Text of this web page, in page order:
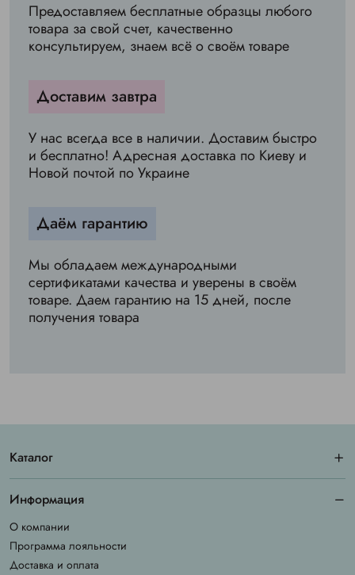
Предоставляем бесплатные образцы любого
товара за свой счет, качественно
консультируем, знаем всё о своём товаре
Доставим завтра
У нас всегда все в наличии. Доставим быстро
и бесплатно! Адресная доставка по Киеву и
Новой почтой по Украине
Даём гарантию
Мы обладаем международными
сертификатами качества и уверены в своём
товаре. Даем гарантию на 15 дней, после
получения товара
Каталог
Информация
О компании
Программа лояльности
Доставка и оплата